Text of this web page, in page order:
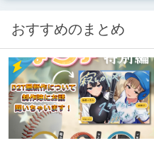
おすすめのまとめ